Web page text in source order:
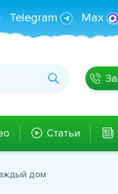
Telegram Max
Статьи
дом